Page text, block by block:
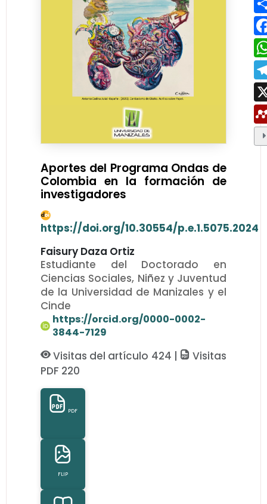
Aportes del Programa Ondas de
Colombia en la formación de
investigadores
https://doi.org/10.30554/p.e.1.5075.2024
Faisury Daza Ortiz
Estudiante del Doctorado en
Ciencias Sociales, Niñez y Juventud
de la Universidad de Manizales y el
Cinde
https://orcid.org/0000-0002-
3844-7129
Visitas del artículo 424 |
Visitas
PDF 220
PDF
FLIP